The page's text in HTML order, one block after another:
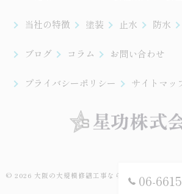
06-
当社の特徴 塗装 止水 防水
ブログ コラム お問い合わせ
プライバシーポリシー サイトマッ
© 2026 大阪の大規模修繕工事なら星功株式会社